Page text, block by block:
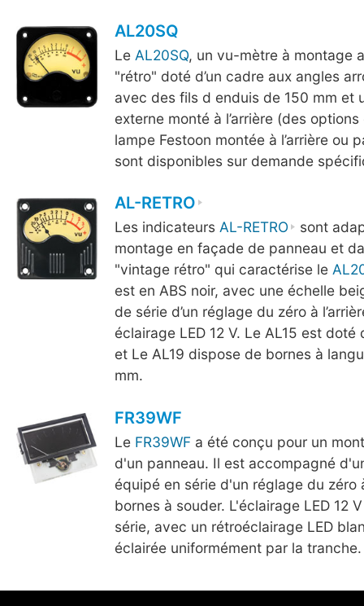
AL20SQ
Le AL20SQ, un vu-mètre à montage
"rétro" doté d’un cadre aux angles
avec des fils d enduis de 150 mm et
externe monté à l’arrière (des options
lampe Festoon montée à l’arrière ou
sont disponibles sur demande
AL-RETRO
Les indicateurs AL-RETRO
sont
montage en façade de panneau et
"vintage rétro" qui caractérise le
est en ABS noir, avec une échelle
de série d’un réglage du zéro à
éclairage LED 12 V. Le AL15 est
et Le AL19 dispose de bornes à
mm.
FR39WF
Le FR39WF a été conçu pour un
d'un panneau. Il est accompagné
équipé en série d'un réglage du zéro
bornes à souder. L'éclairage LED 12
série, avec un rétroéclairage LED
éclairée uniformément par la tranche.